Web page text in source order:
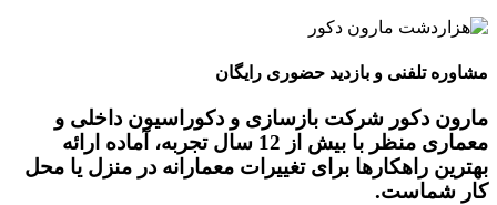
مشاوره تلفنی و بازدید حضوری رایگان
مارون دکور شرکت بازسازی و دکوراسیون داخلی و
معماری منظر با بیش از 12 سال تجربه، آماده ارائه
بهترین راهکارها برای تغییرات معمارانه در منزل یا محل
کار شماست.